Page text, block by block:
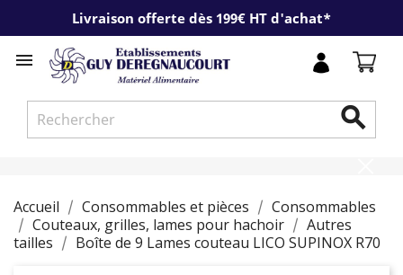
Livraison offerte dès 199€ HT d'achat*


Accueil Consommables et pièces
Consommables
Couteaux, grilles, lames pour hachoir
Autres
tailles
Boîte de 9 Lames couteau LICO SUPINOX R70